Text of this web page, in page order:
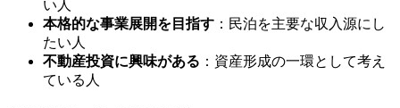
い人
本格的な事業展開を目指す ：民泊を主要な収入源にし
たい人
不動産投資に興味がある ：資産形成の一環として考え
ている人